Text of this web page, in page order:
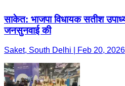
साकेत: भाजपा विधायक सतीश
जनसुनवाई की
Saket, South Delhi | Feb 20, 2026